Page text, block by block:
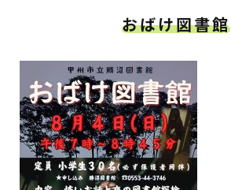
おばけ図書館
塩山図書館
甘草屋敷子ども図書館
読書アニマシオン
お知らせ
イベント